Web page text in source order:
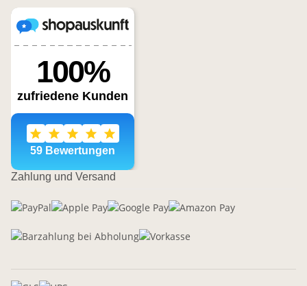
Zahlung und Versand